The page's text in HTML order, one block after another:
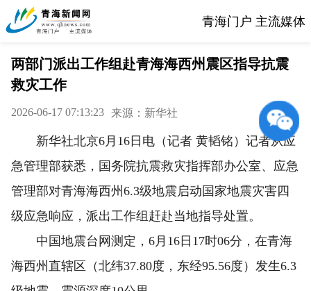
青海门户 主流媒体
两部门派出工作组赴青海海西州震区指导抗震
救灾工作
2026-06-17 07:13:23 来源：新华社
新华社北京6月16日电（记者 黄韬铭）记者从应
急管理部获悉，国务院抗震救灾指挥部办公室、应急
管理部对青海海西州6.3级地震启动国家地震灾害四
级应急响应，派出工作组赶赴当地指导处置。
中国地震台网测定，6月16日17时06分，在青海
海西州直辖区（北纬37.80度，东经95.56度）发生6.3